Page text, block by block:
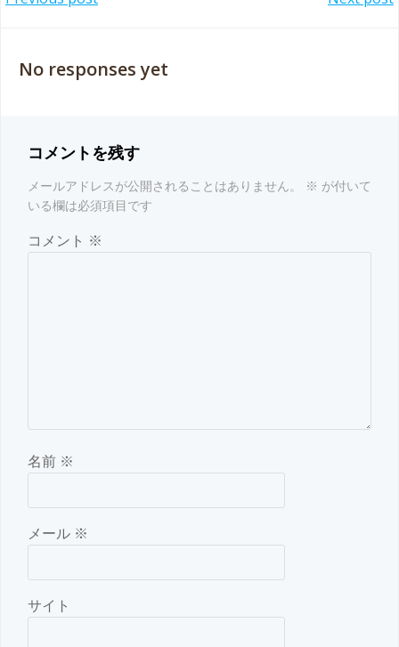
navigation
No responses yet
コメントを残す
メールアドレスが公開されることはありません。 ※ が付いて
いる欄は必須項目です
コメント ※
名前 ※
メール ※
サイト